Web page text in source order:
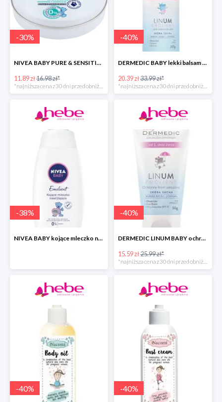
-30%
NIVEA BABY PURE & SENSITIVE krem dla dzieci
11.89 zł16.98 zł*
-40%
DERMEDIC BABY lekki balsam do ciała
20.39 zł33.99 zł*
-38%
NIVEA BABY kojące mleczko nawilżające do ciała dla dzieci
-40%
DERMEDIC LINUM BABY ochronny krem specjalny
15.59 zł25.99 zł*
*najniższa cena z 30 dni przed obniżką
-40% -40%